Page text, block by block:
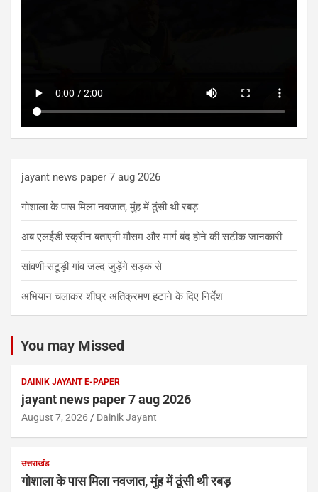
jayant news paper 7 aug 2026
गोशाला के पास मिला नवजात, मुंह में ठूंसी थी रबड़
अब एलईडी स्क्रीन बताएगी मौसम और मार्ग बंद होने की सटीक जानकारी
सांवणी-सटूड़ी गांव जल्द जुड़ेंगे सड़क से
अभियान चलाकर शीघ्र अतिक्रमण हटाने के दिए निर्देश
You may Missed
DAINIK JAYANT E-PAPER
jayant news paper 7 aug 2026
August 7, 2026 Dainik Jayant
उत्तराखंड
गोशाला के पास मिला नवजात, मुंह में ठूंसी थी रबड़